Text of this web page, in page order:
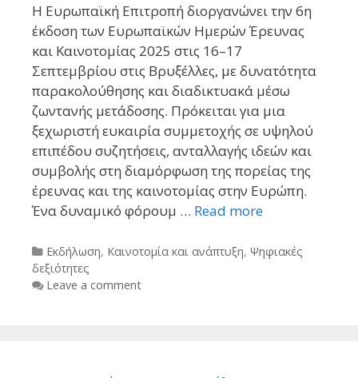
Η Ευρωπαϊκή Επιτροπή διοργανώνει την 6η
έκδοση των Ευρωπαϊκών Ημερών Έρευνας
και Καινοτομίας 2025 στις 16–17
Σεπτεμβρίου στις Βρυξέλλες, με δυνατότητα
παρακολούθησης και διαδικτυακά μέσω
ζωντανής μετάδοσης. Πρόκειται για μια
ξεχωριστή ευκαιρία συμμετοχής σε υψηλού
επιπέδου συζητήσεις, ανταλλαγής ιδεών και
συμβολής στη διαμόρφωση της πορείας της
έρευνας και της καινοτομίας στην Ευρώπη.
Ένα δυναμικό φόρουμ … Read more
Categories
Εκδήλωση, Καινοτομία και ανάπτυξη, Ψηφιακές
δεξιότητες
Leave a comment